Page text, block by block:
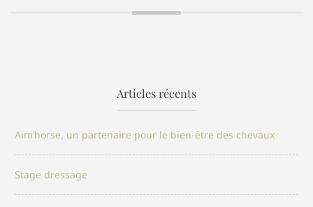
Articles récents
Aim’horse, un partenaire pour le bien-être des chevaux
Stage dressage